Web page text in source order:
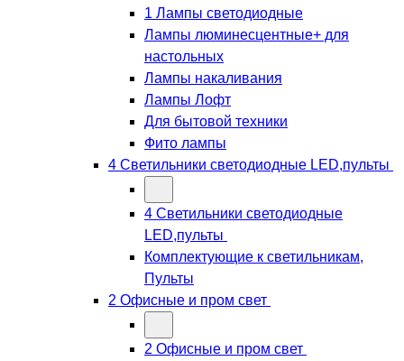
1 Лампы светодиодные
Лампы люминесцентные+ для
настольных
Лампы накаливания
Лампы Лофт
Для бытовой техники
Фито лампы
4 Светильники светодиодные LED,пульты
4 Светильники светодиодные
LED,пульты
Комплектующие к светильникам,
Пульты
2 Офисные и пром свет
2 Офисные и пром свет